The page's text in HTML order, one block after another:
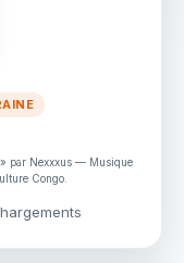
» par Nexxxus — Musique
Congo.